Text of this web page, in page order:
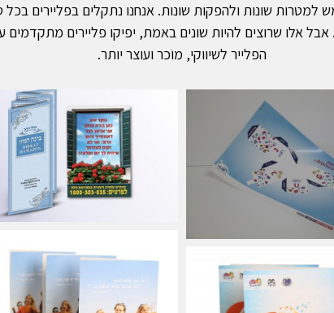
למטרות שונות ולהפקות שונות. אנחנו נתקלים בפליירים
אבל אלו שרוצים להיות שונים באמת, יפיקו פליירים
הפלייר לשיווקי, מוֹכר ועוצר יותר.